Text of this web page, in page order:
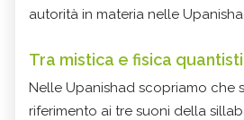
autorità in materia nelle
Tra mistica e fisica
Nelle Upanishad scopriamo che
riferimento ai tre suoni della